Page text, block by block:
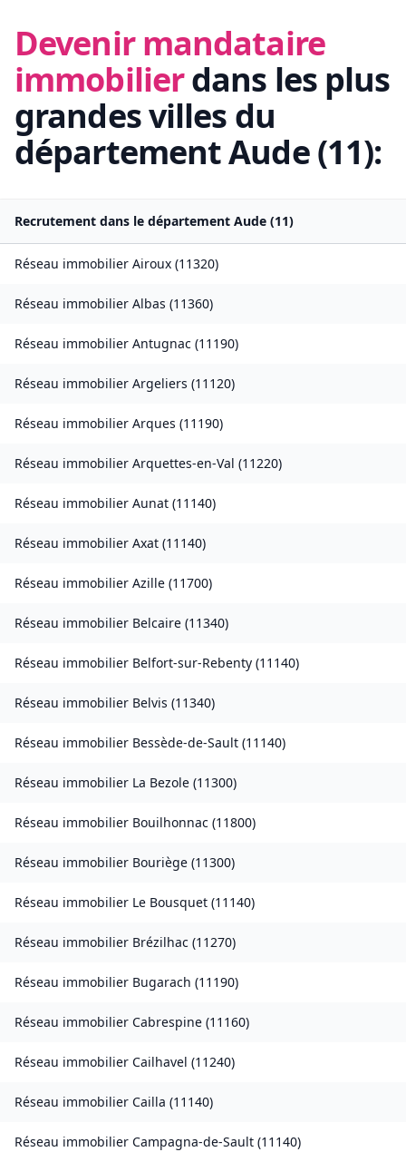
Devenir mandataire
immobilierdans les plus
grandes villes du
départementAude(11):
Recrutement dans le département Aude (11)
Réseau immobilier Airoux (11320)
Réseau immobilier Albas (11360)
Réseau immobilier Antugnac (11190)
Réseau immobilier Argeliers (11120)
Réseau immobilier Arques (11190)
Réseau immobilier Arquettes-en-Val (11220)
Réseau immobilier Aunat (11140)
Réseau immobilier Axat (11140)
Réseau immobilier Azille (11700)
Réseau immobilier Belcaire (11340)
Réseau immobilier Belfort-sur-Rebenty (11140)
Réseau immobilier Belvis (11340)
Réseau immobilier Bessède-de-Sault (11140)
Réseau immobilier La Bezole (11300)
Réseau immobilier Bouilhonnac (11800)
Réseau immobilier Bouriège (11300)
Réseau immobilier Le Bousquet (11140)
Réseau immobilier Brézilhac (11270)
Réseau immobilier Bugarach (11190)
Réseau immobilier Cabrespine (11160)
Réseau immobilier Cailhavel (11240)
Réseau immobilier Cailla (11140)
Réseau immobilier Campagna-de-Sault (11140)